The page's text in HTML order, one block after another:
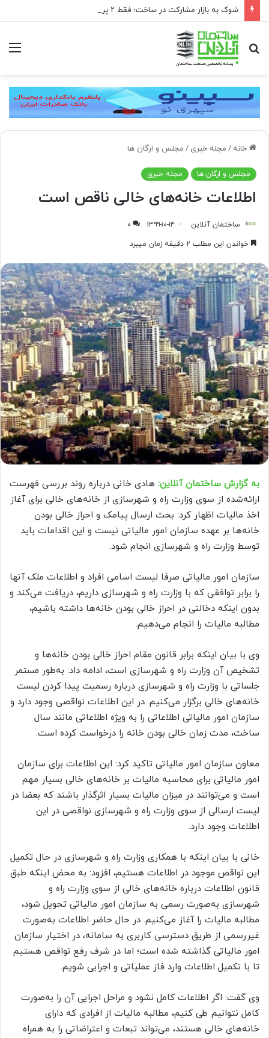
جستجو
برای
خانه / مجله خبری / مجلس و ارگان ها
مجلس و ارگان ها مجله خبری
اطلاعات خانه‌های خالی ناقص است
ساختمان آنلاین ۱۳۹۹-۱۰-۱۴
۰
خواندن این مطلب ۲ دقیقه زمان میبرد
به گزارش ساختمان آنلاین: هادی خانی درباره روند بررسی فهرست
ارائه‌شده از سوی وزارت راه و شهرسازی از خانه‌های خالی برای آغاز
اخذ مالیات اظهار کرد: بحث ارسال پیامک و احراز خالی بودن
خانه‌ها بر عهده سازمان امور مالیاتی نیست و این اقدامات باید
توسط وزارت راه و شهرسازی انجام شود.
سازمان امور مالیاتی صرفا لیست اسامی افراد و اطلاعات ملک آنها
را برابر توافقی که با وزارت راه و شهرسازی داریم، دریافت می‌کند و
بدون اینکه دخالتی در احراز خالی بودن خانه‌ها داشته باشیم،
مطالبه مالیات را انجام می‌دهیم.
وی با بیان اینکه برابر قانون مقام احراز خالی بودن خانه‌ها و
تشخیص آن وزارت راه و شهرسازی است، ادامه داد: به‌طور مستمر
جلساتی با وزارت راه و شهرسازی درباره رسمیت پیدا کردن لیست
خانه‌های خالی برگزار می‌کنیم. در این اطلاعات نواقصی وجود دارد و
سازمان امور مالیاتی اطلاعاتی را به ویژه اطلاعاتی مانند سال
ساخت، مدت زمان خالی بودن خانه را درخواست کرده است.
معاون سازمان امور مالیاتی تاکید کرد: این اطلاعات برای سازمان
امور مالیاتی برای محاسبه مالیات بر خانه‌های خالی بسیار مهم
است و می‌توانند در میزان مالیات بسیار اثرگذار باشند که بعضا در
لیست ارسالی از سوی وزارت راه و شهرسازی نواقصی در این
اطلاعات وجود دارد.
خانی با بیان اینکه با همکاری وزارت راه و شهرسازی در حال تکمیل
این نواقص موجود در اطلاعات هستیم، افزود: به محض اینکه طبق
قانون اطلاعات درباره خانه‌های خالی از سوی وزارت راه و
شهرسازی به‌صورت رسمی به سازمان امور مالیاتی تحویل شود،
مطالبه مالیات را آغاز می‌کنیم. در حال حاضر اطلاعات به‌صورت
غیررسمی از طریق دسترسی کاربری به سامانه، در اختیار سازمان
امور مالیاتی گذاشته شده است؛ اما در شرف رفع نواقص هستیم
تا با تکمیل اطلاعات وارد فاز عملیاتی و اجرایی شویم.
وی گفت: اگر اطلاعات کامل نشود و مراحل اجرایی آن را به‌صورت
کامل نتوانیم طی کنیم، مطالبه مالیات از افرادی که دارای
خانه‌های خالی هستند، می‌تواند تبعات و اعتراضاتی را به همراه